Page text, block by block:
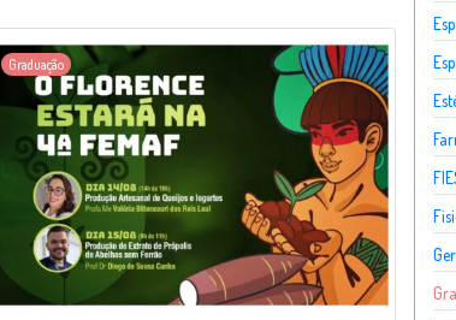
Graduação